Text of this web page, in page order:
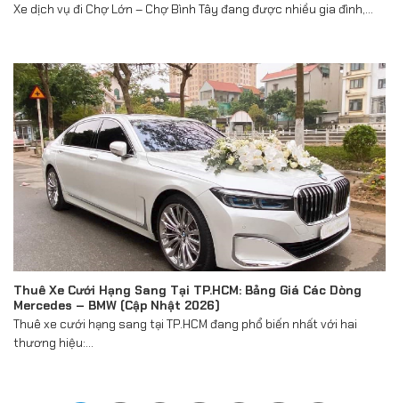
Xe dịch vụ đi Chợ Lớn – Chợ Bình Tây đang được nhiều gia đình,...
Thuê Xe Cưới Hạng Sang Tại TP.HCM: Bảng Giá Các Dòng
Mercedes – BMW (Cập Nhật 2026)
Thuê xe cưới hạng sang tại TP.HCM đang phổ biến nhất với hai
thương hiệu:...